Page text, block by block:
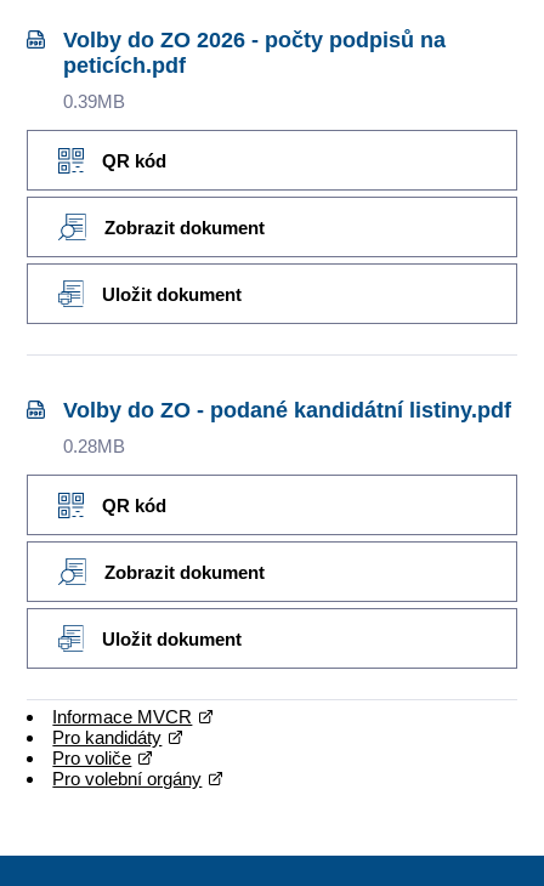
Volby do ZO 2026 - počty podpisů na
peticích.pdf
0.39MB
QR kód
Zobrazit dokument
Uložit dokument
Volby do ZO - podané kandidátní listiny.pdf
0.28MB
QR kód
Zobrazit dokument
Uložit dokument
Informace MVCR
Pro kandidáty
Pro voliče
Pro volební orgány